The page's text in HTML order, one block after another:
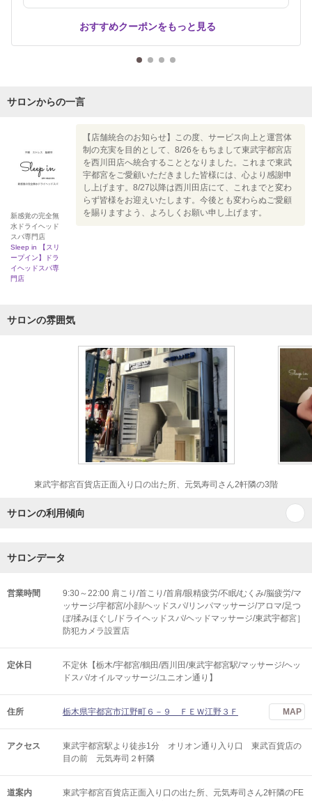
おすすめクーポンをもっと見る
サロンからの一言
新感覚の完全無
水ドライヘッド
スパ専門店
Sleep in 【スリ
ープイン】ドラ
イヘッドスパ専
門店
【店舗統合のお知らせ】この度、サービス向上と運営体
制の充実を目的として、8/26をもちまして東武宇都宮店
を西川田店へ統合することとなりました。これまで東武
宇都宮をご愛顧いただきました皆様には、心より感謝申
し上げます。8/27以降は西川田店にて、これまでと変わ
らず皆様をお迎えいたします。今後とも変わらぬご愛顧
を賜りますよう、よろしくお願い申し上げます。
サロンの雰囲気
東武宇都宮百貨店正面入り口の出た所、元気寿司さん2軒隣の3階
サロンの利用傾向
サロンデータ
営業時間
9:30～22:00 肩こり/首こり/首肩/眼精疲労/不眠/むくみ/脳疲労/マ
ッサージ/宇都宮/小顔/ヘッドスパ/リンパマッサージ/アロマ/足つ
ぼ/揉みほぐし/ドライヘッドスパ/ヘッドマッサージ/東武宇都宮］
防犯カメラ設置店
定休日
不定休【栃木/宇都宮/鶴田/西川田/東武宇都宮駅/マッサージ/ヘッ
ドスパ/オイルマッサージ/ユニオン通り】
住所 栃木県宇都宮市江野町６－９ ＦＥＷ江野３Ｆ MAP
アクセス
東武宇都宮駅より徒歩1分 オリオン通り入り口 東武百貨店の
目の前 元気寿司２軒隣
道案内
東武宇都宮百貨店正面入り口の出た所、元気寿司さん2軒隣のFE